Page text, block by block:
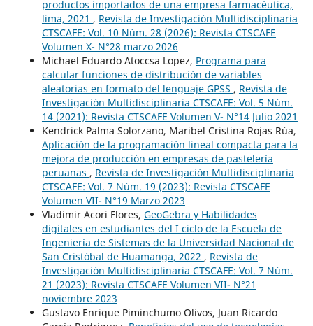
productos importados de una empresa farmacéutica,
lima, 2021 , Revista de Investigación Multidisciplinaria
CTSCAFE: Vol. 10 Núm. 28 (2026): Revista CTSCAFE
Volumen X- N°28 marzo 2026
Michael Eduardo Atoccsa Lopez, Programa para
calcular funciones de distribución de variables
aleatorias en formato del lenguaje GPSS , Revista de
Investigación Multidisciplinaria CTSCAFE: Vol. 5 Núm.
14 (2021): Revista CTSCAFE Volumen V- N°14 Julio 2021
Kendrick Palma Solorzano, Maribel Cristina Rojas Rúa,
Aplicación de la programación lineal compacta para la
mejora de producción en empresas de pastelería
peruanas , Revista de Investigación Multidisciplinaria
CTSCAFE: Vol. 7 Núm. 19 (2023): Revista CTSCAFE
Volumen VII- N°19 Marzo 2023
Vladimir Acori Flores, GeoGebra y Habilidades
digitales en estudiantes del I ciclo de la Escuela de
Ingeniería de Sistemas de la Universidad Nacional de
San Cristóbal de Huamanga, 2022 , Revista de
Investigación Multidisciplinaria CTSCAFE: Vol. 7 Núm.
21 (2023): Revista CTSCAFE Volumen VII- N°21
noviembre 2023
Gustavo Enrique Piminchumo Olivos, Juan Ricardo